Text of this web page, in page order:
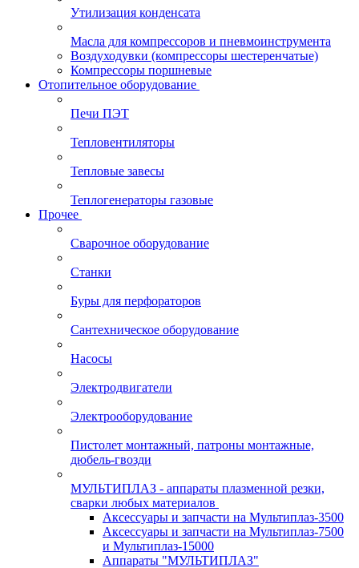
Утилизация конденсата
Масла для компрессоров и пневмоинструмента
Воздуходувки (компрессоры шестеренчатые)
Компрессоры поршневые
Отопительное оборудование
Печи ПЭТ
Тепловентиляторы
Тепловые завесы
Теплогенераторы газовые
Прочее
Сварочное оборудование
Станки
Буры для перфораторов
Сантехническое оборудование
Насосы
Электродвигатели
Электрооборудование
Пистолет монтажный, патроны монтажные,
дюбель-гвозди
МУЛЬТИПЛАЗ - аппараты плазменной резки,
сварки любых материалов
Аксессуары и запчасти на Мультиплаз-3500
Аксессуары и запчасти на Мультиплаз-7500
и Мультиплаз-15000
Аппараты "МУЛЬТИПЛАЗ"